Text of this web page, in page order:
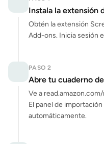
Instala la extensión
Obtén la extensión
Add-ons. Inicia sesión
PASO 2
Abre tu cuaderno
Ve a
El panel de
automáticamente.